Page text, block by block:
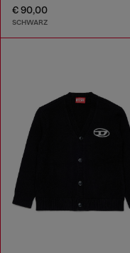
€ 90,00
SCHWARZ